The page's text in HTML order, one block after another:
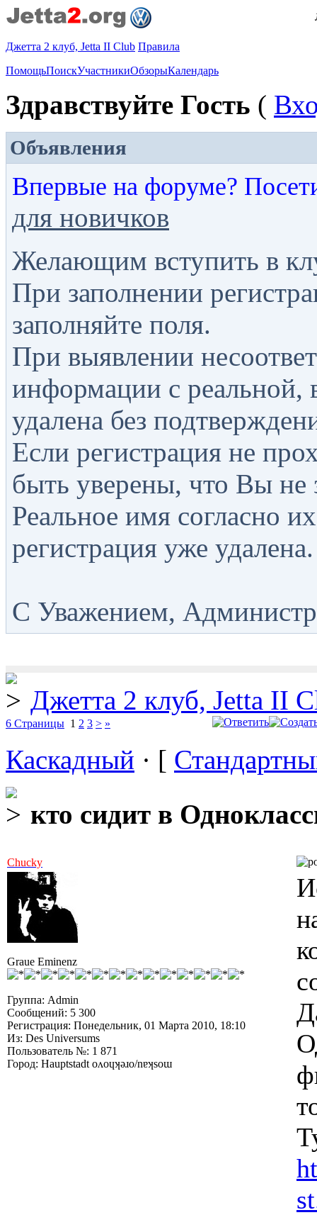
Джетта 2 клуб, Jetta II Club Правила
ПомощьПоискУчастникиОбзорыКалендарь
Здравствуйте Гость (
Объявления
Впервые на форуме?
для новичков
Желающим вступить в
При заполнении
заполняйте поля.
При выявлении
информации с реальной,
удалена без
Если регистрация не
быть уверены, что Вы не
Реальное имя согласно
регистрация уже удалена.
С Уважением,
Джетта 2 клуб, Jetta II
6 Страницы 1 2 3 > »
Каскадный · [
кто сидит в
Chucky
Graue Eminenz
Группа: Admin
Сообщений: 5 300
Регистрация: Понедельник, 01 Марта 2010, 18:10
Из: Des Universums
Пользователь №: 1 871
Город: Hauptstadt oʌoɥʞǝɹo/nɐʞsoɯ